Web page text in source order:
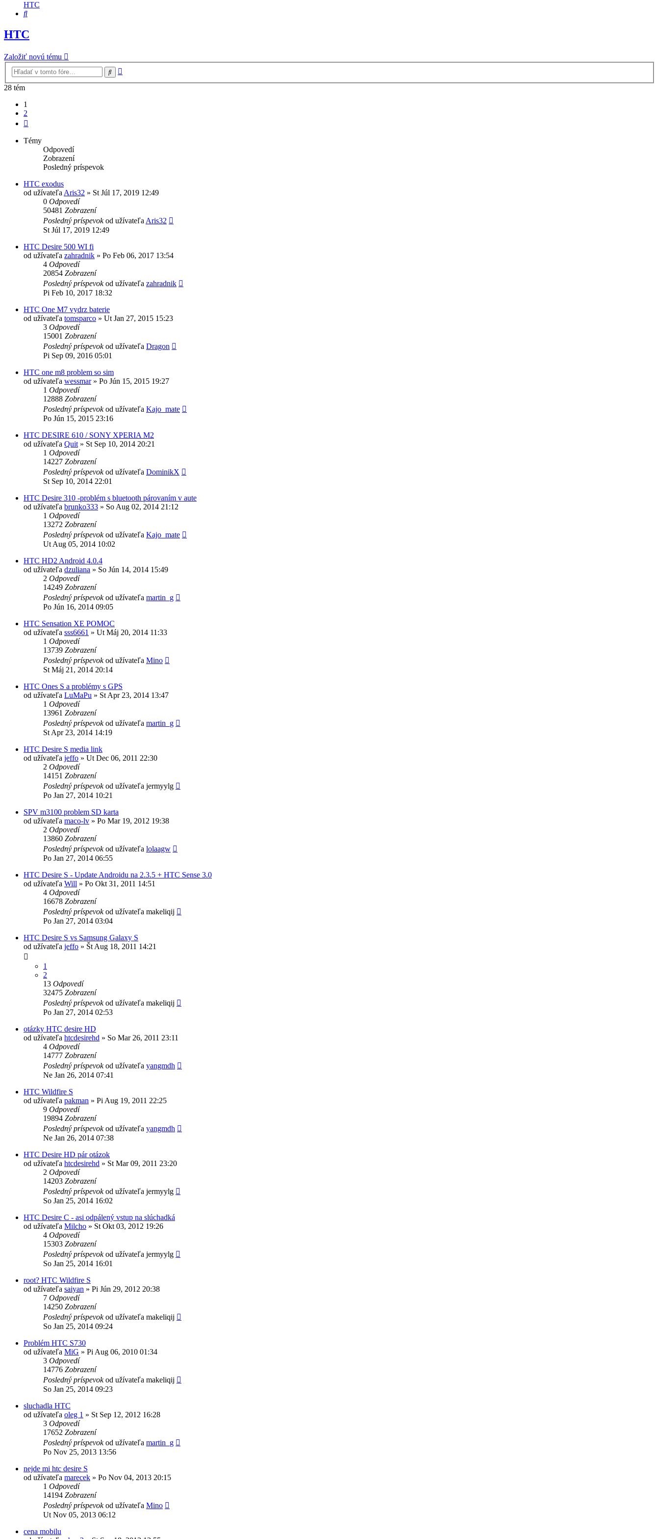
HTC
Hľadať
HTC
Založiť novú tému
Hľadať
28 tém
1
2
Témy
Odpovedí
Zobrazení
Posledný príspevok
HTC exodus
od užívateľa Aris32 » St Júl 17, 2019 12:49
0 Odpovedí
50481 Zobrazení
Posledný príspevokod užívateľa Aris32
St Júl 17, 2019 12:49
HTC Desire 500 WI fi
od užívateľa zahradnik » Po Feb 06, 2017 13:54
4 Odpovedí
20854 Zobrazení
Posledný príspevokod užívateľa zahradnik
Pi Feb 10, 2017 18:32
HTC One M7 vydrz baterie
od užívateľa tomsparco » Ut Jan 27, 2015 15:23
3 Odpovedí
15001 Zobrazení
Posledný príspevokod užívateľa Dragon
Pi Sep 09, 2016 05:01
HTC one m8 problem so sim
od užívateľa wessmar» Po Jún 15, 2015 19:27
1 Odpovedí
12888 Zobrazení
Posledný príspevokod užívateľa Kajo_mate
Po Jún 15, 2015 23:16
HTC DESIRE 610 / SONY XPERIA M2
od užívateľa Quit » St Sep 10, 2014 20:21
1 Odpovedí
14227 Zobrazení
Posledný príspevokod užívateľa DominikX
St Sep 10, 2014 22:01
HTC Desire 310 -problém s bluetooth párovaním v aute
od užívateľa brunko333 » So Aug 02, 2014 21:12
1 Odpovedí
13272 Zobrazení
Posledný príspevokod užívateľa Kajo_mate
Ut Aug 05, 2014 10:02
HTC HD2 Android 4.0.4
od užívateľa dzuliana » So Jún 14, 2014 15:49
2 Odpovedí
14249 Zobrazení
Posledný príspevokod užívateľa martin_g
Po Jún 16, 2014 09:05
HTC Sensation XE POMOC
od užívateľa sss6661 » Ut Máj 20, 2014 11:33
1 Odpovedí
13739 Zobrazení
Posledný príspevokod užívateľa Mino
St Máj 21, 2014 20:14
HTC Ones S a problémy s GPS
od užívateľa LuMaPu » St Apr 23, 2014 13:47
1 Odpovedí
13961 Zobrazení
Posledný príspevokod užívateľa martin_g
St Apr 23, 2014 14:19
HTC Desire S media link
od užívateľa jeffo » Ut Dec 06, 2011 22:30
2 Odpovedí
14151 Zobrazení
Posledný príspevokod užívateľa jermyylg
Po Jan 27, 2014 10:21
SPV m3100 problem SD karta
od užívateľa maco-lv » Po Mar 19, 2012 19:38
2 Odpovedí
13860 Zobrazení
Posledný príspevokod užívateľa lolaagw
Po Jan 27, 2014 06:55
HTC Desire S - Update Androidu na 2.3.5 + HTC Sense 3.0
od užívateľa Will » Po Okt 31, 2011 14:51
4 Odpovedí
16678 Zobrazení
Posledný príspevokod užívateľa makeliqij
Po Jan 27, 2014 03:04
HTC Desire S vs Samsung Galaxy S
od užívateľa jeffo » Št Aug 18, 2011 14:21
1
2
13 Odpovedí
32475 Zobrazení
Posledný príspevokod užívateľa makeliqij
Po Jan 27, 2014 02:53
otázky HTC desire HD
od užívateľa htcdesirehd » So Mar 26, 2011 23:11
4 Odpovedí
14777 Zobrazení
Posledný príspevokod užívateľa yangmdh
Ne Jan 26, 2014 07:41
HTC Wildfire S
od užívateľa pakman » Pi Aug 19, 2011 22:25
9 Odpovedí
19894 Zobrazení
Posledný príspevokod užívateľa yangmdh
Ne Jan 26, 2014 07:38
HTC Desire HD pár otázok
od užívateľa htcdesirehd » St Mar 09, 2011 23:20
2 Odpovedí
14203 Zobrazení
Posledný príspevokod užívateľa jermyylg
So Jan 25, 2014 16:02
HTC Desire C - asi odpálený vstup na slúchadká
od užívateľa Milcho » St Okt 03, 2012 19:26
4 Odpovedí
15303 Zobrazení
Posledný príspevokod užívateľa jermyylg
So Jan 25, 2014 16:01
root? HTC Wildfire S
od užívateľa saiyan » Pi Jún 29, 2012 20:38
7 Odpovedí
14250 Zobrazení
Posledný príspevokod užívateľa makeliqij
So Jan 25, 2014 09:24
Problém HTC S730
od užívateľa MiG » Pi Aug 06, 2010 01:34
3 Odpovedí
14776 Zobrazení
Posledný príspevokod užívateľa makeliqij
So Jan 25, 2014 09:23
sluchadla HTC
od užívateľa oleg 1 » St Sep 12, 2012 16:28
3 Odpovedí
17652 Zobrazení
Posledný príspevokod užívateľa martin_g
Po Nov 25, 2013 13:56
nejde mi htc desire S
od užívateľa marecek » Po Nov 04, 2013 20:15
1 Odpovedí
14194 Zobrazení
Posledný príspevokod užívateľa Mino
Ut Nov 05, 2013 06:12
cena mobilu